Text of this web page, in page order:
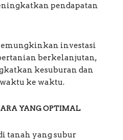
pendapatan
investasi
berkelanjutan,
kesuburan dan
ke waktu.
YANG OPTIMAL
tanah yang subur